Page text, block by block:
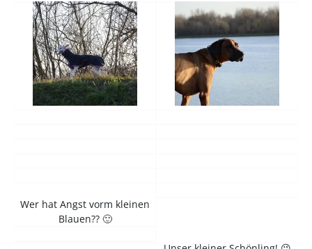
Wer hat Angst vorm kleinen
Blauen?? 🙂